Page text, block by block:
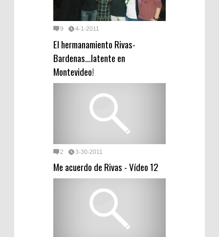
9 4-1-2011
El hermanamiento Rivas-
Bardenas…latente en
Montevideo!
2 3-30-2011
Me acuerdo de Rivas - Vídeo 12